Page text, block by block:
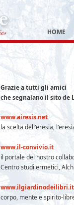
HOME
Grazie a tutti gli amici
che segnalano il sito de
www.airesis.net
la scelta dell'eresia,
www.il-convivio.it
il portale del nostro
Centro studi ermetici,
www.ilgiardinodeilibri.it
corpo, mente e spirito-